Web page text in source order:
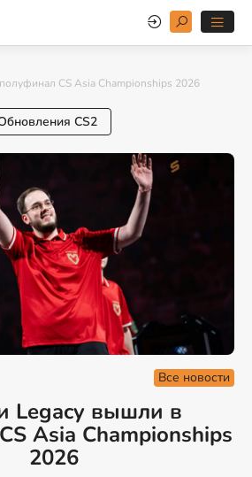
CS Asia Championships 2026
CS2
Все новости
Legacy вышли в
Asia Championships
2026